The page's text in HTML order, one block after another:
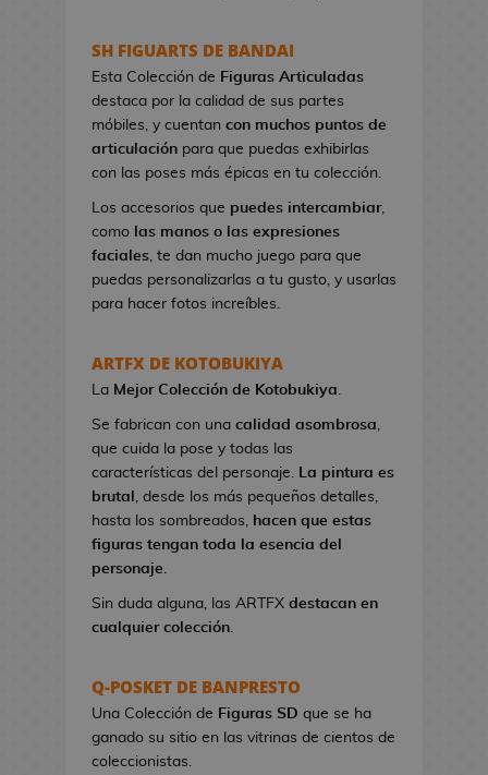
o
s
P
i
n
e
s
d
e
V
e
o
g
o
e
c
s
SH FIGUARTS DE BANDAI
Esta Colección de Figuras Articuladas
destaca por la calidad de sus partes
móbiles, y cuentan con muchos puntos de
articulación para que puedas exhibirlas
con las poses más épicas en tu colección.
Los accesorios que puedes intercambiar,
como las manos o las expresiones
faciales, te dan mucho juego para que
puedas personalizarlas a tu gusto, y usarlas
para hacer fotos increíbles.
ARTFX DE KOTOBUKIYA
La Mejor Colección de Kotobukiya.
Se fabrican con una calidad asombrosa,
que cuida la pose y todas las
características del personaje. La pintura es
brutal , desde los más pequeños detalles,
hasta los sombreados, hacen que estas
figuras tengan toda la esencia del
personaje.
Sin duda alguna, las ARTFX destacan en
cualquier colección.
Q-POSKET DE BANPRESTO
Una Colección de Figuras SD que se ha
ganado su sitio en las vitrinas de cientos de
coleccionistas.